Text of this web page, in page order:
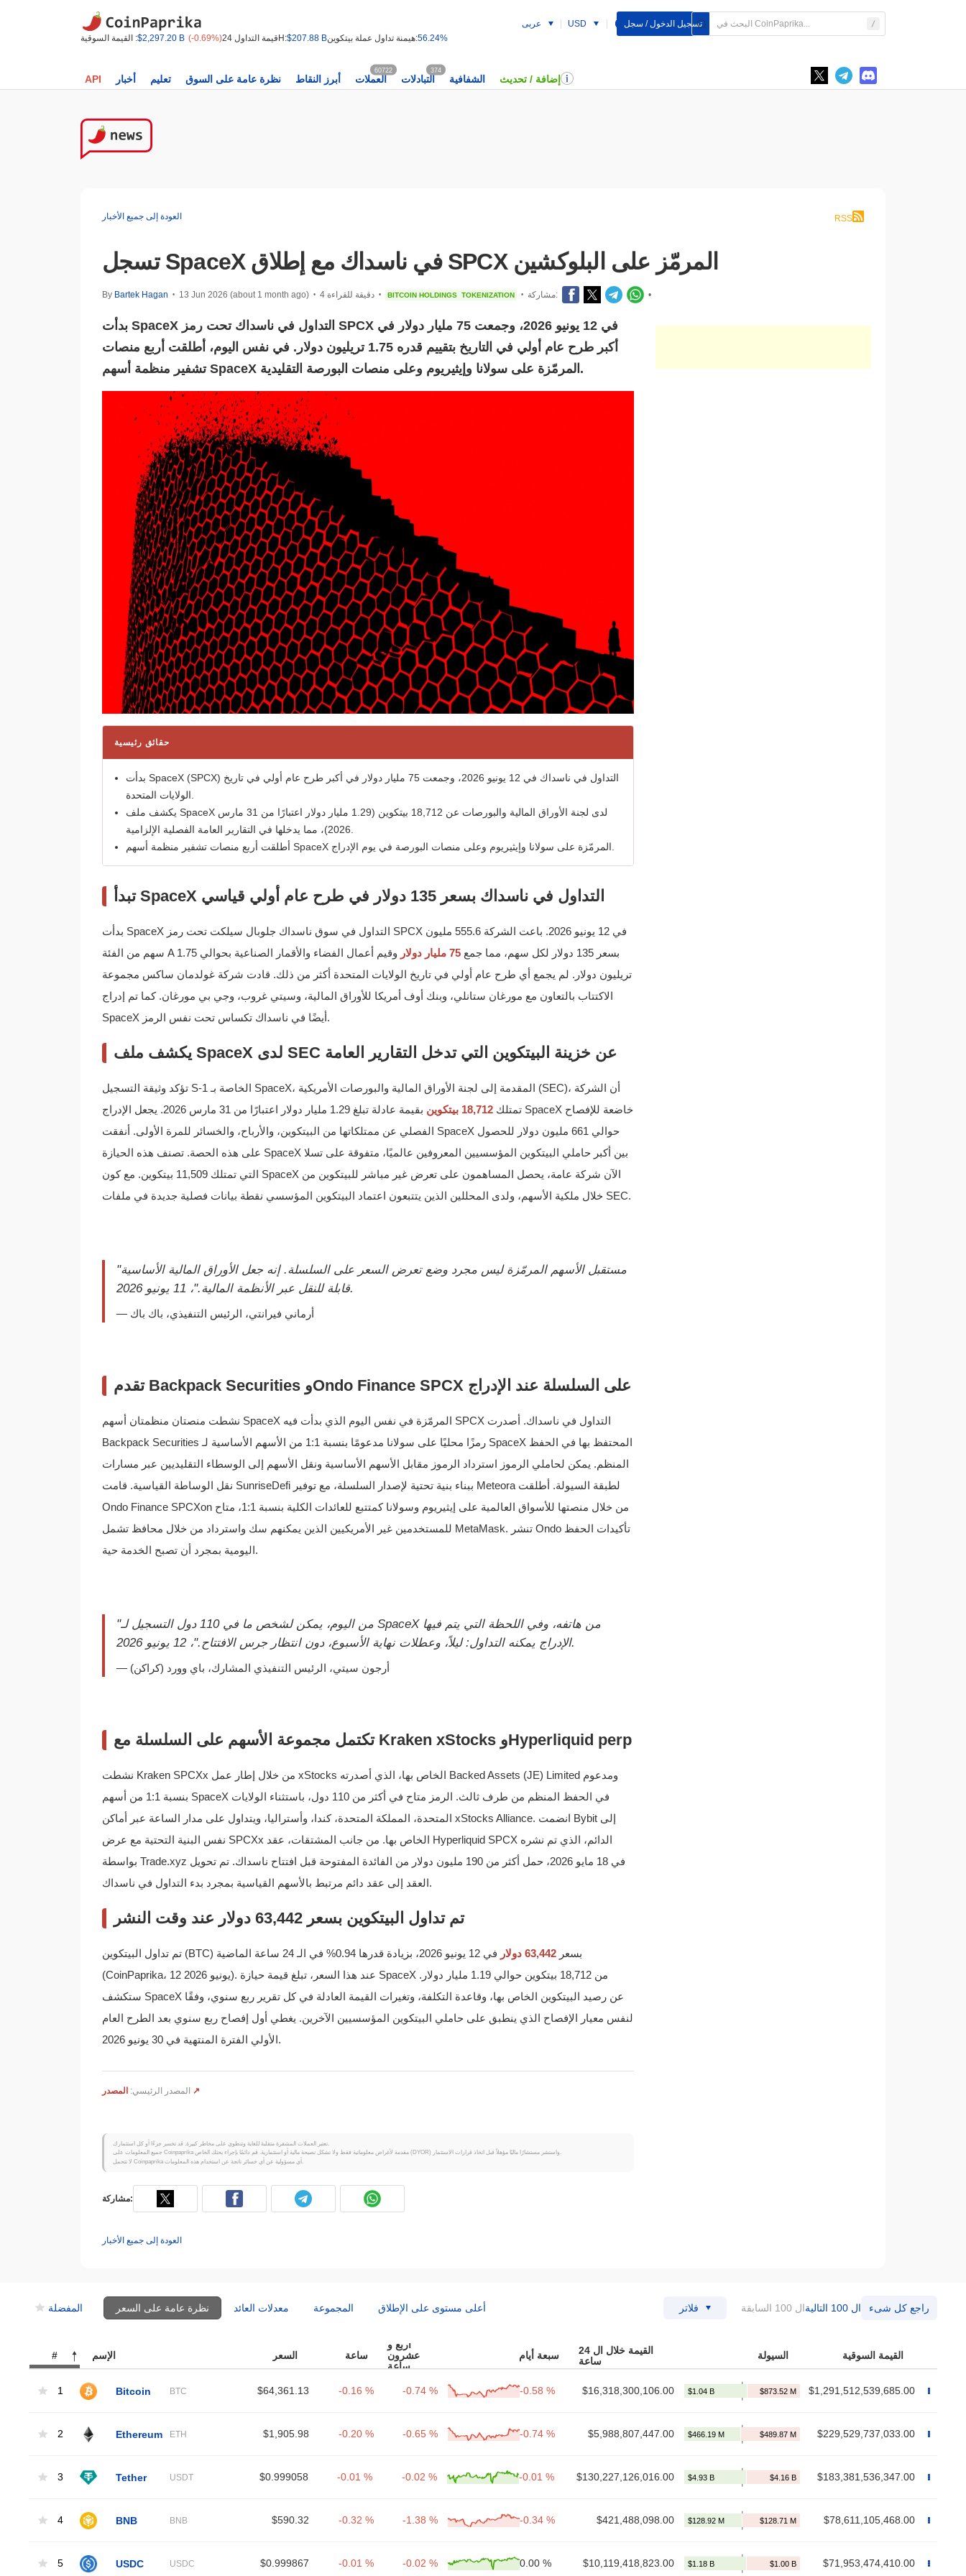
القيمة السوقية :$2,297.20 B (-0.69%) قيمة التداول 24H:$207.88 B هيمنة تداول عملة بيتكوين:56.24%
عربى USD تسجيل الدخول / سجل
API أخبار تعليم نظرة عامة على السوق أبرز النقاط العملات
60722
التبادلات
374
الشفافية إضافة / تحديث
العودة إلى جميع الأخبار RSS
تسجل SpaceX في ناسداك مع إطلاق SPCX المرمّز على البلوكشين
By Bartek Hagan • 13 Jun 2026 (about 1 month ago) • 4 دقيقة للقراءة • BITCOIN HOLDINGS TOKENIZATION • مشاركة: •
بدأت SpaceX التداول في ناسداك تحت رمز SPCX في 12 يونيو 2026، وجمعت 75 مليار دولار في
أكبر طرح عام أولي في التاريخ بتقييم قدره 1.75 تريليون دولار. في نفس اليوم، أطلقت أربع منصات
تشفير منظمة أسهم SpaceX المرمّزة على سولانا وإيثيريوم وعلى منصات البورصة التقليدية.
حقائق رئيسية
بدأت SpaceX (SPCX) التداول في ناسداك في 12 يونيو 2026، وجمعت 75 مليار دولار في أكبر طرح عام أولي في تاريخ
يكشف ملف SpaceX لدى لجنة الأوراق المالية والبورصات عن 18,712 بيتكوين (1.29 مليار دولار اعتبارًا من 31 مارس
تبدأ SpaceX التداول في ناسداك بسعر 135 دولار في طرح عام أولي قياسي
بدأت SpaceX التداول في سوق ناسداك جلوبال سيلكت تحت رمز SPCX في 12 يونيو 2026. باعت الشركة 555.6 مليون
سهم من الفئة A بسعر 135 دولار لكل سهم، مما جمع
75 مليار دولار
وقيم أعمال الفضاء والأقمار الصناعية بحوالي 1.75
تريليون دولار. لم يجمع أي طرح عام أولي في تاريخ الولايات المتحدة أكثر من ذلك. قادت شركة غولدمان ساكس مجموعة
الاكتتاب بالتعاون مع مورغان ستانلي، وبنك أوف أمريكا للأوراق المالية، وسيتي غروب، وجي بي مورغان. كما تم إدراج
SpaceX أيضًا في ناسداك تكساس تحت نفس الرمز.
يكشف ملف SpaceX لدى SEC عن خزينة البيتكوين التي تدخل التقارير العامة
تؤكد وثيقة التسجيل S-1 الخاصة بـ SpaceX، المقدمة إلى لجنة الأوراق المالية والبورصات الأمريكية (SEC)، أن الشركة
تمتلك 18,712 بيتكوين
بقيمة عادلة تبلغ 1.29 مليار دولار اعتبارًا من 31 مارس 2026. يجعل الإدراج SpaceX خاضعة للإفصاح
الفصلي عن ممتلكاتها من البيتكوين، والأرباح، والخسائر للمرة الأولى. أنفقت SpaceX حوالي 661 مليون دولار للحصول
على هذه الحصة. تصنف هذه الحيازة SpaceX بين أكبر حاملي البيتكوين المؤسسيين المعروفين عالميًا، متفوقة على تسلا
التي تمتلك 11,509 بيتكوين. مع كون SpaceX الآن شركة عامة، يحصل المساهمون على تعرض غير مباشر للبيتكوين من
خلال ملكية الأسهم، ولدى المحللين الذين يتتبعون اعتماد البيتكوين المؤسسي نقطة بيانات فصلية جديدة في ملفات SEC.
"مستقبل الأسهم المرمّزة ليس مجرد وضع تعرض السعر على السلسلة. إنه جعل الأوراق المالية الأساسية
— أرماني فيرانتي، الرئيس التنفيذي، باك باك
تقدم Backpack Securities وOndo Finance SPCX على السلسلة عند الإدراج
نشطت منصتان منظمتان أسهم SpaceX المرمّزة في نفس اليوم الذي بدأت فيه SPCX التداول في ناسداك. أصدرت
Backpack Securities رمزًا محليًا على سولانا مدعومًا بنسبة 1:1 من الأسهم الأساسية لـ SpaceX المحتفظ بها في الحفظ
المنظم. يمكن لحاملي الرموز استرداد الرموز مقابل الأسهم الأساسية ونقل الأسهم إلى الوسطاء التقليديين عبر مسارات
نقل الوساطة القياسية. قامت SunriseDefi ببناء بنية تحتية لإصدار السلسلة، مع توفير Meteora لطبقة السيولة. أطلقت
Ondo Finance SPCXon من خلال منصتها للأسواق العالمية على إيثيريوم وسولانا كمتتبع للعائدات الكلية بنسبة 1:1، متاح
للمستخدمين غير الأمريكيين الذين يمكنهم سك واسترداد من خلال محافظ تشمل MetaMask. تنشر Ondo تأكيدات الحفظ
اليومية بمجرد أن تصبح الخدمة حية.
"من اليوم، يمكن لشخص ما في 110 دول التسجيل لـ SpaceX من هاتفه، وفي اللحظة التي يتم فيها
الإدراج يمكنه التداول: ليلاً، وعطلات نهاية الأسبوع، دون انتظار جرس الافتتاح."، 12 يونيو 2026.
— أرجون سيتي، الرئيس التنفيذي المشارك، باي وورد (كراكن)
تكتمل مجموعة الأسهم على السلسلة مع Kraken xStocks وHyperliquid perp
نشطت Kraken SPCXx من خلال إطار عمل xStocks الخاص بها، الذي أصدرته Backed Assets (JE) Limited ومدعوم
بنسبة 1:1 من أسهم SpaceX في الحفظ المنظم من طرف ثالث. الرمز متاح في أكثر من 110 دول، باستثناء الولايات
المتحدة، المملكة المتحدة، كندا، وأستراليا، ويتداول على مدار الساعة عبر أماكن xStocks Alliance. انضمت Bybit إلى
نفس البنية التحتية مع عرض SPCXx الخاص بها. من جانب المشتقات، عقد Hyperliquid SPCX الدائم، الذي تم نشره
بواسطة Trade.xyz في 18 مايو 2026، حمل أكثر من 190 مليون دولار من الفائدة المفتوحة قبل افتتاح ناسداك. تم تحويل
العقد إلى عقد دائم مرتبط بالأسهم القياسية بمجرد بدء التداول في ناسداك.
تم تداول البيتكوين بسعر 63,442 دولار عند وقت النشر
تم تداول البيتكوين (BTC) بسعر 63,442 دولار
في 12 يونيو 2026، بزيادة قدرها 0.94% في الـ 24 ساعة الماضية
(CoinPaprika، 12 يونيو 2026). عند هذا السعر، تبلغ قيمة حيازة SpaceX من 18,712 بيتكوين حوالي 1.19 مليار دولار.
ستكشف SpaceX عن رصيد البيتكوين الخاص بها، وقاعدة التكلفة، وتغيرات القيمة العادلة في كل تقرير ربع سنوي، وفقًا
لنفس معيار الإفصاح الذي ينطبق على حاملي البيتكوين المؤسسيين الآخرين. يغطي أول إفصاح ربع سنوي بعد الطرح العام
الأولي الفترة المنتهية في 30 يونيو 2026.
المصدر الرئيسي: المصدر ↗
جميع المعلومات على Coinpaprika مقدمة لأغراض معلوماتية فقط ولا تشكل نصيحة مالية أو استثمارية. قم دائمًا بإجراء بحثك الخاص (DYOR) واستشر مستشارًا ماليًا مؤهلاً قبل اتخاذ قرارات الاستثمار.
لا تتحمل Coinpaprika أي مسؤولية عن أي خسائر ناتجة عن استخدام هذه المعلومات.
مشاركة:
العودة إلى جميع الأخبار
المفضلة نظرة عامة على السعر معدلات العائد المجموعة أعلى مستوى على الإطلاق فلاتر ال 100 السابقة ال 100 التالية راجع كل شىء
# الإسم السعر ساعة
أربع و
عشرون
ساعة
سبعة أيام
القيمة خلال ال 24
ساعة
السيولة القيمة السوقية
1 Bitcoin BTC $64,361.13 -0.16 % -0.74 % -0.58 % $16,318,300,106.00 $1,291,512,539,685.00
2 Ethereum ETH $1,905.98 -0.20 % -0.65 % -0.74 % $5,988,807,447.00 $229,529,737,033.00
3 Tether USDT $0.999058 -0.01 % -0.02 % -0.01 % $130,227,126,016.00 $183,381,536,347.00
4 BNB BNB $590.32 -0.32 % -1.38 % -0.34 % $421,488,098.00 $78,611,105,468.00
5 USDC USDC $0.999867 -0.01 % -0.02 % 0.00 % $10,119,418,823.00 $71,953,474,410.00